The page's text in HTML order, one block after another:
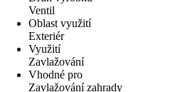
Ventil
Oblast využití
Exteriér
Využití
Zavlažování
Vhodné pro
Zavlažování zahrady